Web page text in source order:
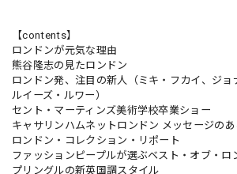
【contents】
ロンドンが元気な理由
熊谷隆志の見たロンドン
ロンドン発、注目の新人（ミキ・フカイ、ジョ
ルイーズ・ルワー）
セント・マーティンズ美術学校卒業ショー
キャサリンハムネットロンドン メッセージの
ロンドン・コレクション・リポート
ファッションピープルが選ぶベスト・オブ・ロ
プリングルの新英国調スタイル